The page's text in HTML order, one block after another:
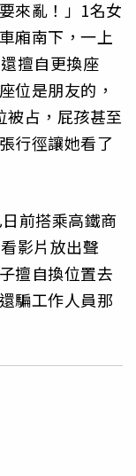
來亂！」1名女
廂南下，一上
擅自更換座
位是朋友的，
被占，屁孩甚至
行徑讓她看了
前搭乘高鐵商
影片放出聲
擅自換位置去
騙工作人員那